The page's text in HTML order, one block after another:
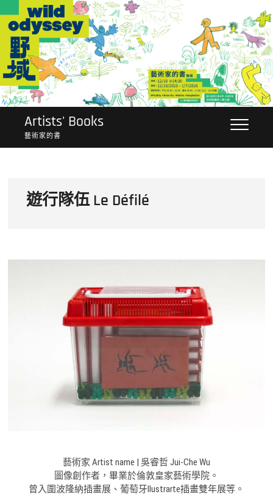
content
Artists' Books
藝術家的書
遊行隊伍 Le Défilé
藝術家 Artist name | 吳睿哲 Jui-Che Wu
圖像創作者，畢業於倫敦皇家藝術學院。
曾入圍波隆納插畫展、葡萄牙Ilustrarte插畫雙年展等。